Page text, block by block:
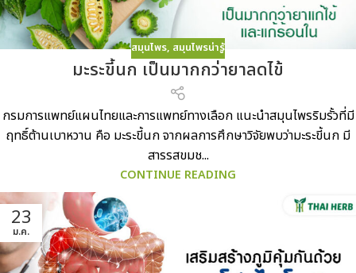
สมุนไพร, สมุนไพรน่ารู้
มะระขี้นก เป็นมากกว่ายาลดไข้
กรมการแพทย์แผนไทยและการแพทย์ทางเลือก แนะนำสมุนไพรริมรั้วที่มี
ฤทธิ์ต้านเบาหวาน คือ มะระขี้นก จากผลการศึกษาวิจัยพบว่ามะระขี้นก มี
สารรสขมช...
CONTINUE READING
23
ม.ค.